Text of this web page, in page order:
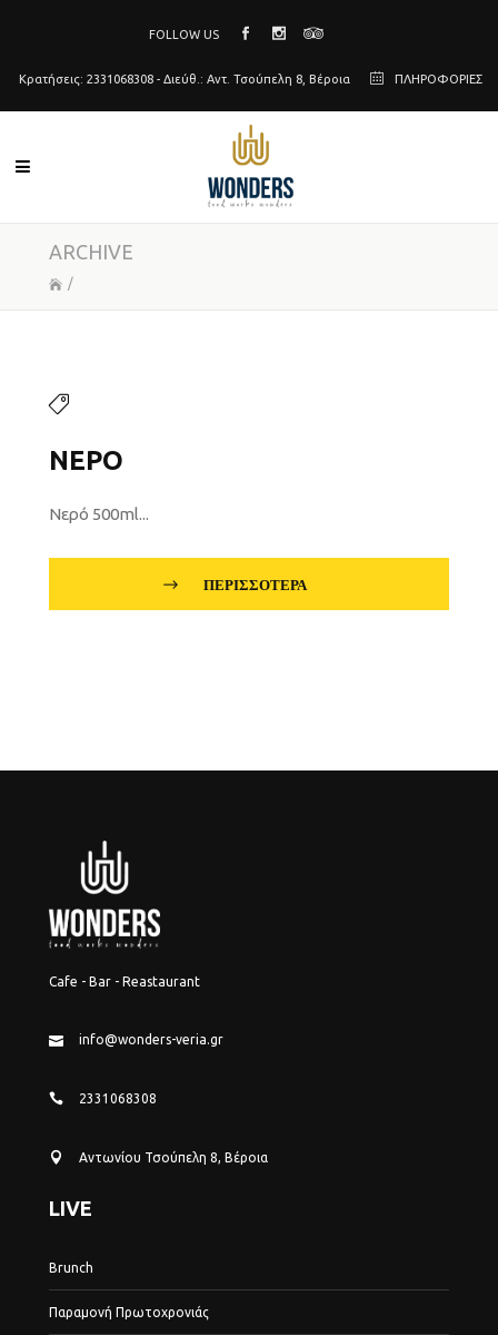
FOLLOW US
Κρατήσεις: 2331068308 - Διεύθ.: Αντ. Τσούπελη 8, Βέροια ΠΛΗΡΟΦΟΡΙΕΣ
ARCHIVE
/
ΝΕΡΌ
Νερό 500ml...
ΠΕΡΙΣΣΌΤΕΡΑ
Cafe - Bar - Reastaurant
info@wonders-veria.gr
2331068308
Αντωνίου Τσούπελη 8, Βέροια
LIVE
Brunch
Παραμονή Πρωτοχρονιάς